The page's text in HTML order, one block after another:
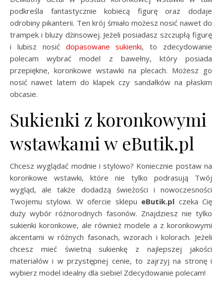
podkreśla fantastycznie kobiecą figurę oraz dodaje
odrobiny pikanterii. Ten krój śmiało możesz nosić nawet do
trampek i bluzy dżinsowej. Jeżeli posiadasz szczupłą figurę
i lubisz nosić dopasowane sukienki, to zdecydowanie
polecam wybrać model z bawełny, który posiada
przepiękne, koronkowe wstawki na plecach. Możesz go
nosić nawet latem do klapek czy sandałków na płaskim
obcasie.
Sukienki z koronkowymi
wstawkami w eButik.pl
Chcesz wyglądać modnie i stylowo? Koniecznie postaw na
koronkowe wstawki, które nie tylko podrasują Twój
wygląd, ale także dodadzą świeżości i nowoczesności
Twojemu stylowi. W ofercie sklepu eButik.pl czeka Cię
duży wybór różnorodnych fasonów. Znajdziesz nie tylko
sukienki koronkowe, ale również modele a z koronkowymi
akcentami w różnych fasonach, wzorach i kolorach. Jeżeli
chcesz mieć świetną sukienkę z najlepszej jakości
materiałów i w przystępnej cenie, to zajrzyj na stronę i
wybierz model idealny dla siebie! Zdecydowanie polecam!